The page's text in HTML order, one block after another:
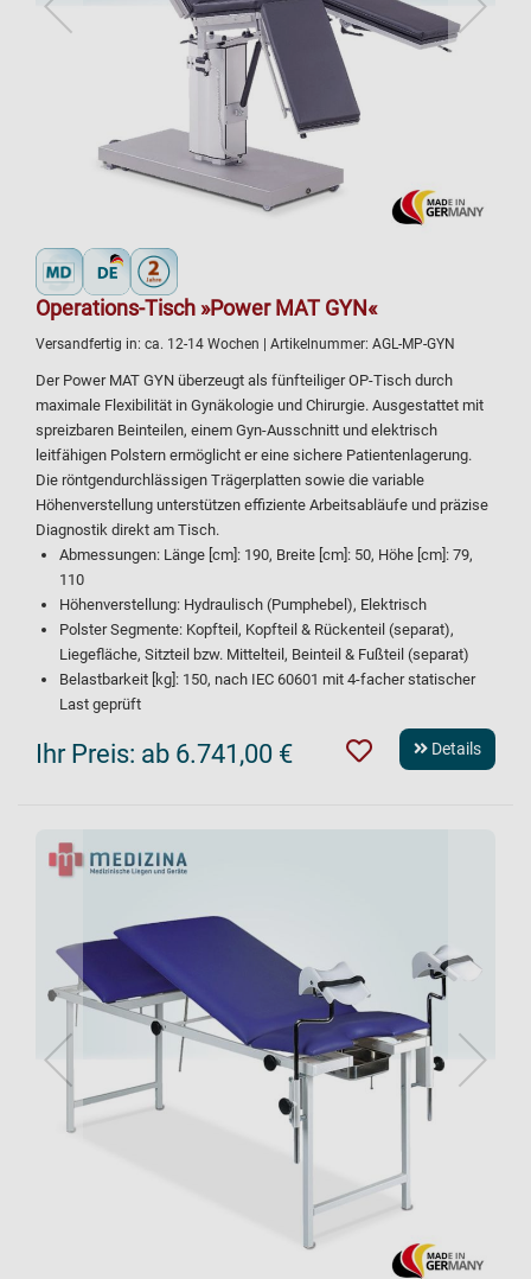
Operations-Tisch »Power MAT GYN«
Versandfertig in: ca. 12-14 Wochen | Artikelnummer: AGL-MP-GYN
Der Power MAT GYN überzeugt als fünfteiliger OP-Tisch durch
maximale Flexibilität in Gynäkologie und Chirurgie. Ausgestattet mit
spreizbaren Beinteilen, einem Gyn-Ausschnitt und elektrisch
leitfähigen Polstern ermöglicht er eine sichere Patientenlagerung.
Die röntgendurchlässigen Trägerplatten sowie die variable
Höhenverstellung unterstützen effiziente Arbeitsabläufe und präzise
Diagnostik direkt am Tisch.
Abmessungen: Länge [cm]: 190, Breite [cm]: 50, Höhe [cm]: 79,
110
Höhenverstellung: Hydraulisch (Pumphebel), Elektrisch
Polster Segmente: Kopfteil, Kopfteil & Rückenteil (separat),
Liegefläche, Sitzteil bzw. Mittelteil, Beinteil & Fußteil (separat)
Belastbarkeit [kg]: 150, nach IEC 60601 mit 4-facher statischer
Last geprüft
Ihr Preis: ab 6.741,00 € Details